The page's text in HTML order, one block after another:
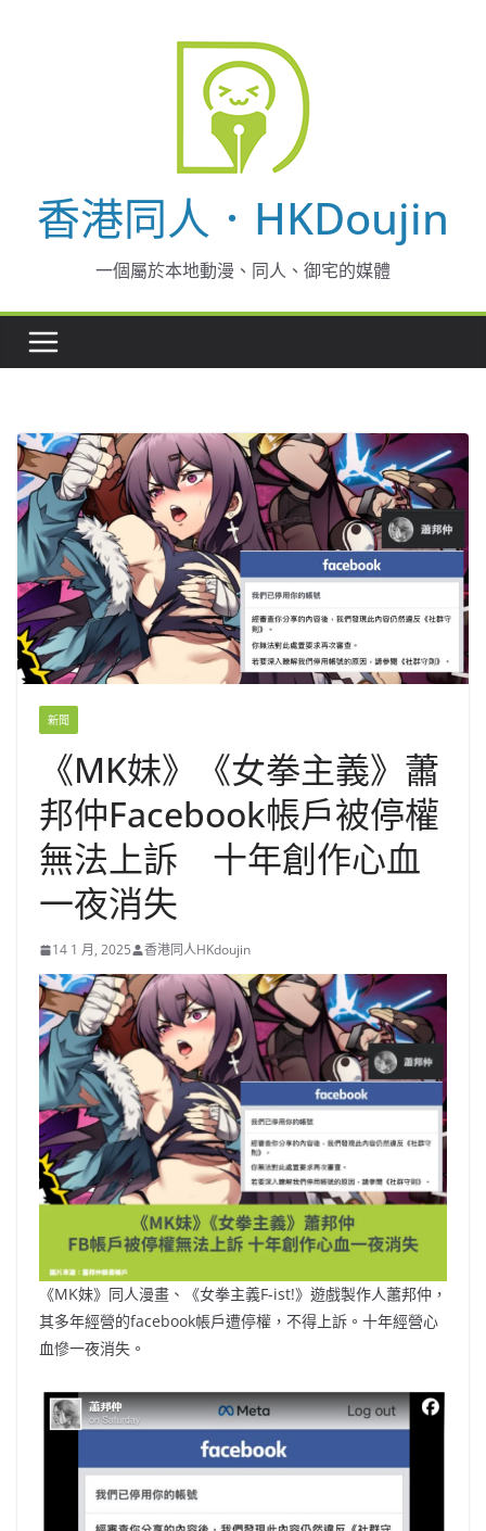
香港同人．HKDoujin
一個屬於本地動漫、同人、御宅的媒體
新聞
《MK妹》《女拳主義》蕭
邦仲Facebook帳戶被停權
無法上訴 十年創作心血
一夜消失
14 1 月, 2025 香港同人HKdoujin
《MK妹》同人漫畫、《女拳主義F-ist!》遊戲製作人蕭邦仲，
其多年經營的facebook帳戶遭停權，不得上訴。十年經營心
血慘一夜消失。